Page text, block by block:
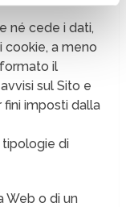
né cede i dati,
cookie, a meno
il
sul Sito e
fini imposti dalla
tipologie di
Web o di un